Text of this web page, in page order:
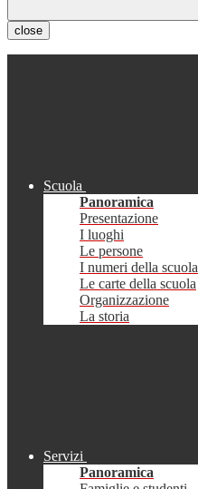
close
Scuola
Panoramica
Presentazione
I luoghi
Le persone
I numeri della scuola
Le carte della scuola
Organizzazione
La storia
Servizi
Panoramica